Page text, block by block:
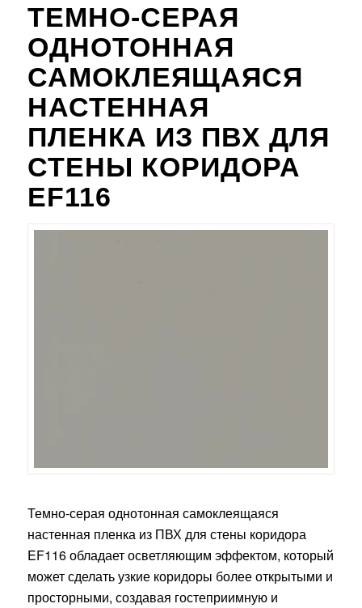
ТЕМНО-СЕРАЯ
ОДНОТОННАЯ
САМОКЛЕЯЩАЯСЯ
НАСТЕННАЯ
ПЛЕНКА ИЗ ПВХ ДЛЯ
СТЕНЫ КОРИДОРА
EF116
Темно-серая однотонная самоклеящаяся
настенная пленка из ПВХ для стены коридора
EF116 обладает осветляющим эффектом, который
может сделать узкие коридоры более открытыми и
просторными, создавая гостеприимную и